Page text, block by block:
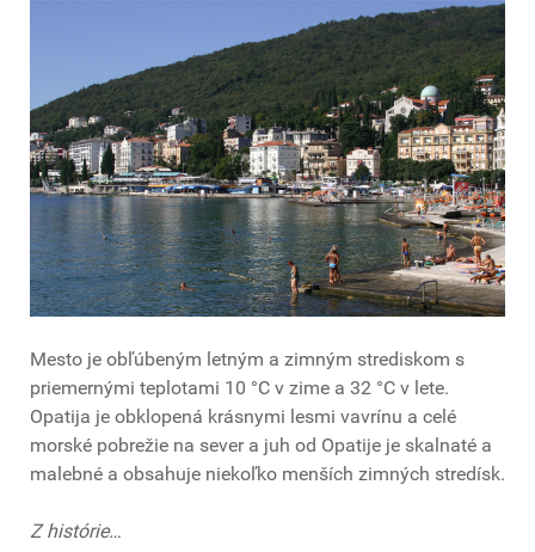
Mesto je obľúbeným letným a zimným strediskom s
priemernými teplotami 10 °C v zime a 32 °C v lete.
Opatija je obklopená krásnymi lesmi vavrínu a celé
morské pobrežie na sever a juh od Opatije je skalnaté a
malebné a obsahuje niekoľko menších zimných stredísk.
Z histórie…